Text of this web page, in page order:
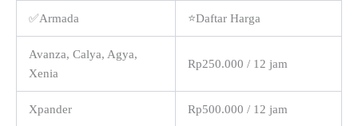
✅Armada ⭐Daftar Harga
Avanza, Calya, Agya,
Xenia
Rp250.000 / 12 jam
Xpander Rp500.000 / 12 jam